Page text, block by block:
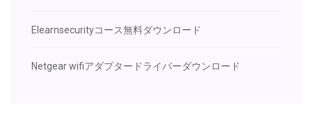
Elearnsecurityコース無料ダウンロード
Netgear wifiアダプタードライバーダウンロード